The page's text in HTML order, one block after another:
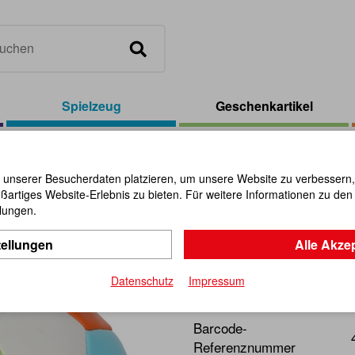
Spielzeug Geschenkartikel
Softball
Artikel-Nr.:111110
Großer, weicher Fußball,
Barcode-
Referenznummer
Besucherdaten platzieren, um unsere Website zu
Website-Erlebnis zu bieten. Für weitere Informationen zu
Alle
Datenschutz Impressum